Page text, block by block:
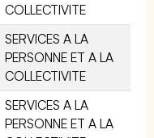
COLLECTIVITE
SERVICES A LA
PERSONNE ET A LA
COLLECTIVITE
SERVICES A LA
PERSONNE ET A LA